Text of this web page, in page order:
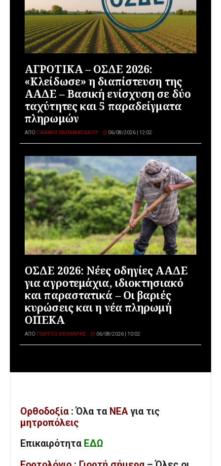
ΑΓΡΟΤΙΚΑ – ΟΣΔΕ 2026:
«Κλείδωσε» η διαπίστευση της
ΑΑΔΕ – Βασική ενίσχυση σε δύο
ταχύτητες και 5 παραδείγματα
πληρωμών
ΑΠΌ ΓΙΆΝΝΗΣ ΠΑΠΑΝΙΚΟΛΆΟΥ 06/08/2026 | 12:02
ΟΣΔΕ 2026: Νέες οδηγίες ΑΑΔΕ
για αγροτεμάχια, ιδιοκτησιακό
και παραστατικά – Οι βαριές
κυρώσεις και η νέα πληρωμή
ΟΠΕΚΑ
ΑΠΌ ΓΙΏΡΓΟΣ ΘΕΟΧΆΡΗΣ 06/08/2026 | 10:02
Ορθοδοξία : Όλα τα ΝΕΑ για τις
μητροπόλεις
Επικαιρότητα ΕΔΩ